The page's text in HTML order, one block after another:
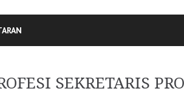
SEKRETARIS